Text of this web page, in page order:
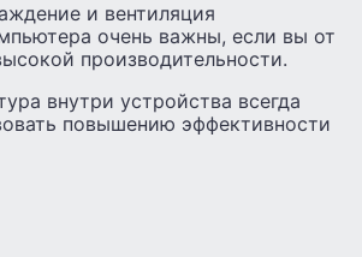
и вентиляция
очень важны, если вы от
производительности.
внутри устройства всегда
повышению эффективности